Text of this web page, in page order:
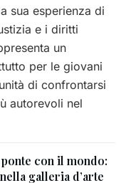
sua esperienza di
e i diritti
un
per le giovani
di confrontarsi
autorevoli nel
con il mondo:
galleria d’arte